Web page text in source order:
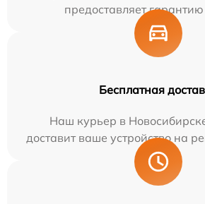
предоставляет гарантию
Бесплатная
Наш курьер в
доставит ваше устройство на